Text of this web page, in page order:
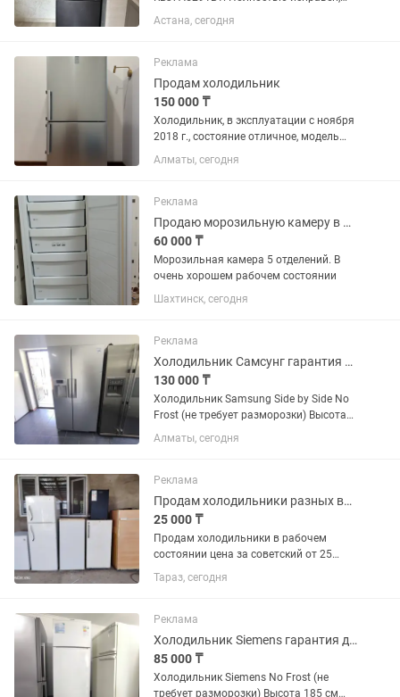
отлично охлаждает и морозит.
Система No Frost, тихая работа,
посторонних запахов. В хорошем
состоянии. Самовывоз.
Астана, сегодня
Реклама
Продам холодильник
150 000 ₸
Холодильник, в эксплуатации с ноября
2018 г., состояние отличное, модель
указана в фото
Алматы, сегодня
Реклама
Продаю морозильную камеру в очень хорошем состоянии
60 000 ₸
Морозильная камера 5 отделений. В
очень хорошем рабочем состоянии
Шахтинск, сегодня
Реклама
Холодильник Самсунг гарантия доставка
130 000 ₸
Холодильник Samsung Side by Side No
Frost (не требует разморозки) Высота
181 см Ширина 91 см Глубина 70 см ✅
Продажа б/у холодильников с
магазина и мастера с более...
Алматы, сегодня
Реклама
Продам холодильники разных видов в хорошем рабочем состоянии с доставкой по
25 000 ₸
Продам холодильники в рабочем
состоянии цена за советский от 25
тысяч иномарки маленький офисные
от 35 тысяч есть доставка по городу по
Тараз, сегодня
Реклама
Холодильник Siemens гарантия доставка
85 000 ₸
Холодильник Siemens No Frost (не
требует разморозки) Высота 185 см